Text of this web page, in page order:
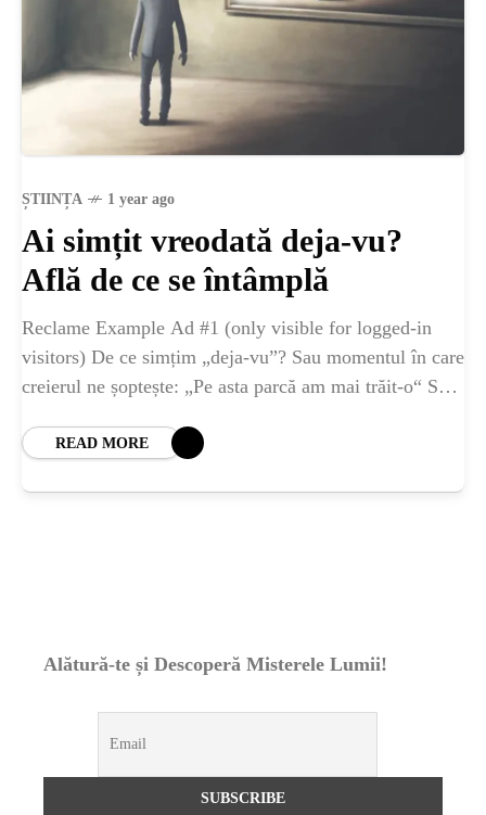
ȘTIINȚA 1 year ago
Ai simțit vreodată deja-vu?
Află de ce se întâmplă
Reclame Example Ad #1 (only visible for logged-in
visitors) De ce simțim „deja-vu”? Sau momentul în care
creierul ne șoptește: „Pe asta parcă am mai trăit-o“ Să
READ MORE
Alătură-te și Descoperă Misterele Lumii!
STIRI
ȘTIINȚA
ANIMALE
OAMENI
INSTALEAZ
A
APLICATIA
Barajul Trei Defileuri a Încetinit Rotația
Seriale turcesti:Top 5 cele mai bune seriale